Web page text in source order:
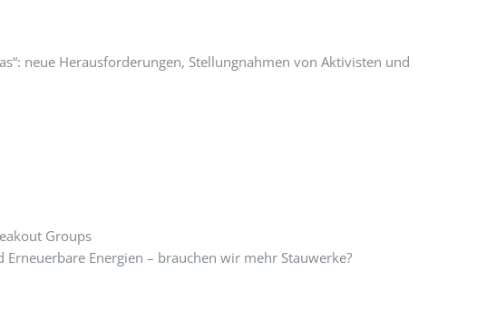
neue Herausforderungen, Stellungnahmen von Aktivisten und
Groups
Energien – brauchen wir mehr Stauwerke?